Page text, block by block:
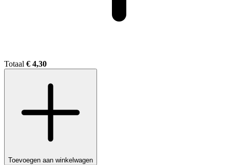
Totaal € 4,30
Toevoegen aan winkelwagen